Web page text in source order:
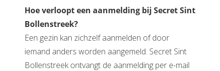
Hoe verloopt een aanmelding bij Secret Sint
Bollenstreek?
Een gezin kan zichzelf aanmelden of door
iemand anders worden aangemeld. Secret Sint
Bollenstreek ontvangt de aanmelding per e-mail